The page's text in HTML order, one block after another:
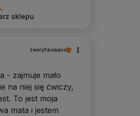
sklepu
do
zweryfikowano
- zajmuje mało
na niej się ćwiczy,
To jest moja
mata i jestem